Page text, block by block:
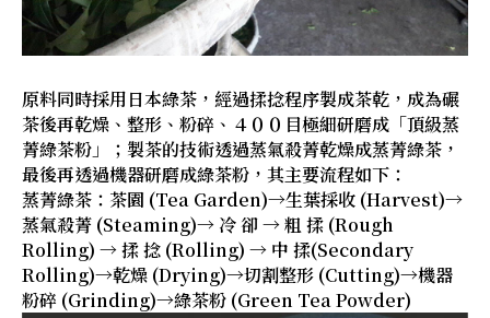
原料同時採用日本綠茶，經過揉捻程序製成茶乾，成為碾
茶後再乾燥、整形、粉碎、４００目極細研磨成「頂級蒸
菁綠茶粉」；製茶的技術透過蒸氣殺菁乾燥成蒸菁綠茶，
最後再透過機器研磨成綠茶粉，其主要流程如下：
蒸菁綠茶：茶園 (Tea Garden)→生葉採收 (Harvest)→
蒸氣殺菁 (Steaming)→ 冷 卻 → 粗 揉 (Rough
Rolling) → 揉 捻 (Rolling) → 中 揉(Secondary
Rolling)→乾燥 (Drying)→切割整形 (Cutting)→機器
粉碎 (Grinding)→綠茶粉 (Green Tea Powder)